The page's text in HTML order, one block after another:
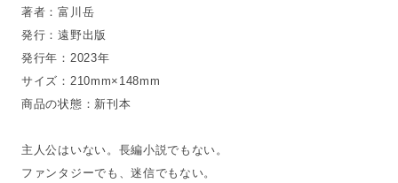
著者：富川岳
発行：遠野出版
発行年：2023年
サイズ：210mm×148mm
商品の状態：新刊本
主人公はいない。長編小説でもない。
ファンタジーでも、迷信でもない。